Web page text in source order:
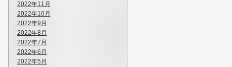
2022年11月
2022年10月
2022年9月
2022年8月
2022年7月
2022年6月
2022年5月